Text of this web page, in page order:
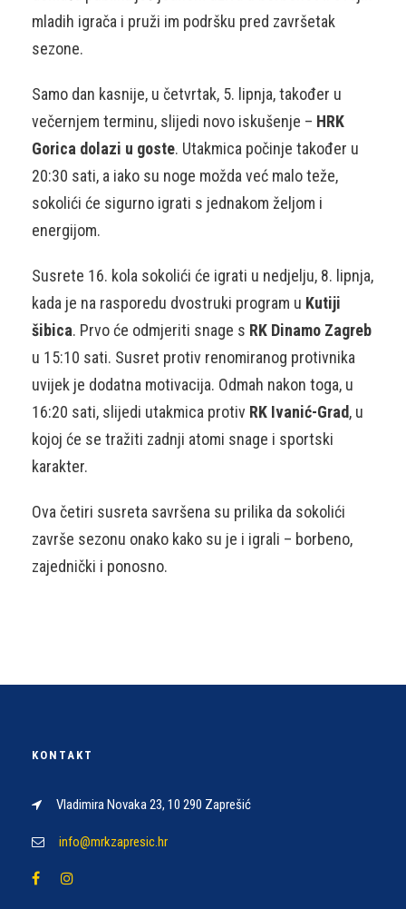
mladih igrača i pruži im podršku pred završetak
sezone.
Samo dan kasnije, u četvrtak, 5. lipnja, također u
večernjem terminu, slijedi novo iskušenje – HRK
Gorica dolazi u goste. Utakmica počinje također u
20:30 sati, a iako su noge možda već malo teže,
sokolići će sigurno igrati s jednakom željom i
energijom.
Susrete 16. kola sokolići će igrati u nedjelju, 8. lipnja,
kada je na rasporedu dvostruki program u Kutiji
šibica. Prvo će odmjeriti snage s RK Dinamo Zagreb
u 15:10 sati. Susret protiv renomiranog protivnika
uvijek je dodatna motivacija. Odmah nakon toga, u
16:20 sati, slijedi utakmica protiv RK Ivanić-Grad, u
kojoj će se tražiti zadnji atomi snage i sportski
karakter.
Ova četiri susreta savršena su prilika da sokolići
završe sezonu onako kako su je i igrali – borbeno,
zajednički i ponosno.
KONTAKT
Vladimira Novaka 23, 10 290 Zaprešić
info@mrkzapresic.hr